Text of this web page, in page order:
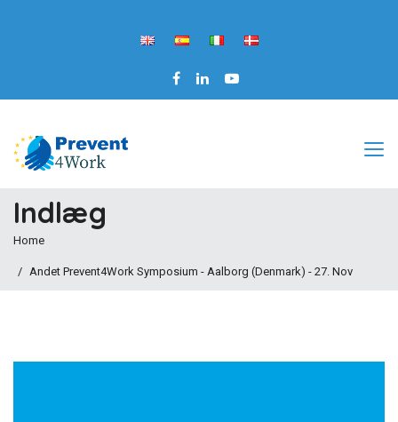
Indlæg
Home
Andet Prevent4Work Symposium - Aalborg (Denmark) - 27. Nov